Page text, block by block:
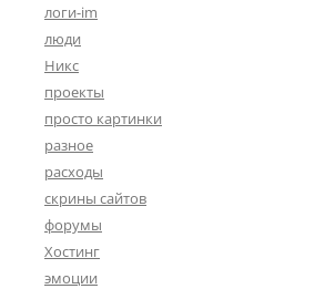
логи-im
люди
Никс
проекты
просто картинки
разное
расходы
скрины сайтов
форумы
Хостинг
эмоции